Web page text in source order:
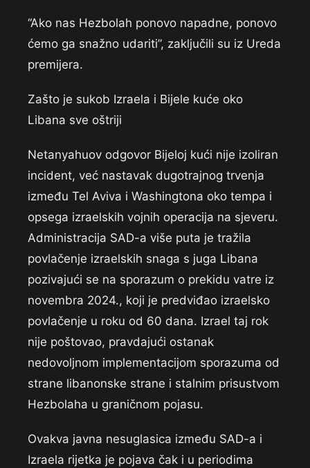
“Ako nas Hezbolah ponovo napadne, ponovo
ćemo ga snažno udariti”, zaključili su iz Ureda
premijera.
Zašto je sukob Izraela i Bijele kuće oko
Libana sve oštriji
Netanyahuov odgovor Bijeloj kući nije izoliran
incident, već nastavak dugotrajnog trvenja
između Tel Aviva i Washingtona oko tempa i
opsega izraelskih vojnih operacija na sjeveru.
Administracija SAD-a više puta je tražila
povlačenje izraelskih snaga s juga Libana
pozivajući se na sporazum o prekidu vatre iz
novembra 2024., koji je predviđao izraelsko
povlačenje u roku od 60 dana. Izrael taj rok
nije poštovao, pravdajući ostanak
nedovoljnom implementacijom sporazuma od
strane libanonske strane i stalnim prisustvom
Hezbolaha u graničnom pojasu.
Ovakva javna nesuglasica između SAD-a i
Izraela rijetka je pojava čak i u periodima